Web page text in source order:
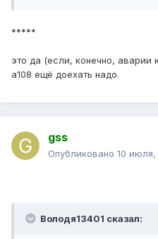
*****
это да (если, конечно, аварии
а108 ещё доехать надо.
gss
Опубликовано 10 июля,
Володя13401 сказал: